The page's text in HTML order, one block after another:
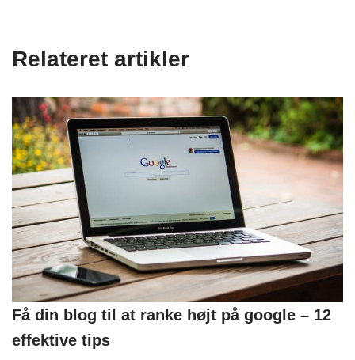
Relateret artikler
Få din blog til at ranke højt på google – 12
effektive tips